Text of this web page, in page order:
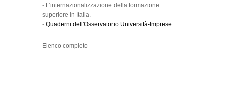
- L’internazionalizzazione della formazione
superiore in Italia.
- Quaderni dell'Osservatorio Università-Imprese
Elenco completo